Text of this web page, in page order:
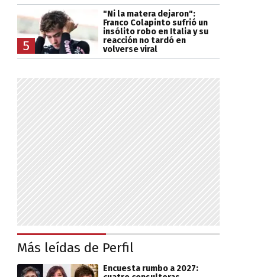
5
"Ni la matera dejaron":
Franco Colapinto sufrió un
insólito robo en Italia y su
reacción no tardó en
volverse viral
Más leídas de Perfil
Encuesta rumbo a 2027: